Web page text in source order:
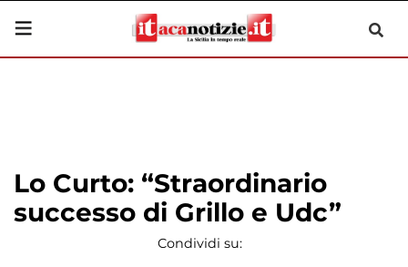
Lo Curto: “Straordinario
successo di Grillo e Udc”
Condividi su: